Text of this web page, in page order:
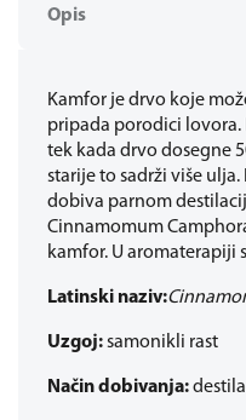
Opis
Kamfor je drvo koje
pripada porodici lovora.
tek kada drvo dosegne
starije to sadrži više
dobiva parnom
Cinnamomum
kamfor. U aromaterapiji
Latinski naziv:
Uzgoj:samonikli rast
Način dobivanja: